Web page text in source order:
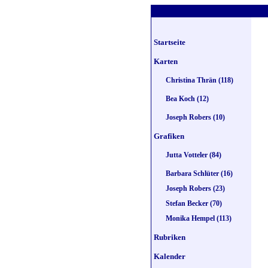
Startseite
Karten
Christina Thrän (118)
Bea Koch (12)
Joseph Robers (10)
Grafiken
Jutta Votteler (84)
Barbara Schlüter (16)
Joseph Robers (23)
Stefan Becker (70)
Monika Hempel (113)
Rubriken
Kalender